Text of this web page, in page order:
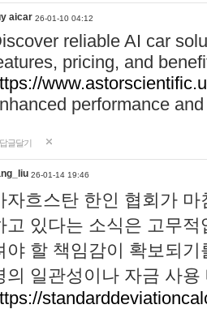
aicar 26-01-10 04:12
reliable AI car
pricing, and
performance
답글달기
26-01-14 19:46
자흐스탄 한인 협회가
고 있다는 소식은 고무
야 할 책임감이 확보되
의 일관성이나 자금 사